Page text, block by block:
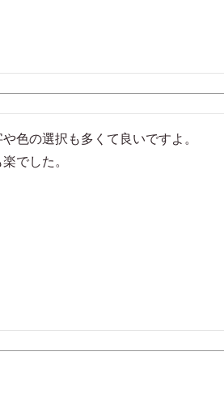
色の選択も多くて良いですよ。
でした。